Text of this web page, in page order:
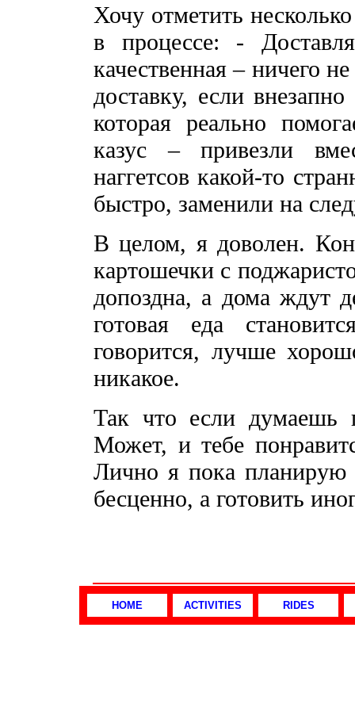
Хочу отметить
в процессе: -
качественная – ничего
доставку, если
которая реально
казус – привезли
наггетсов какой-то
быстро, заменили на
В целом, я доволен.
картошечки с
допоздна, а дома ждут
готовая еда
говорится, лучше
никакое.
Так что если думаешь
Может, и тебе
Лично я пока планирую
бесценно, а готовить
HOME ACTIVITIES RIDES